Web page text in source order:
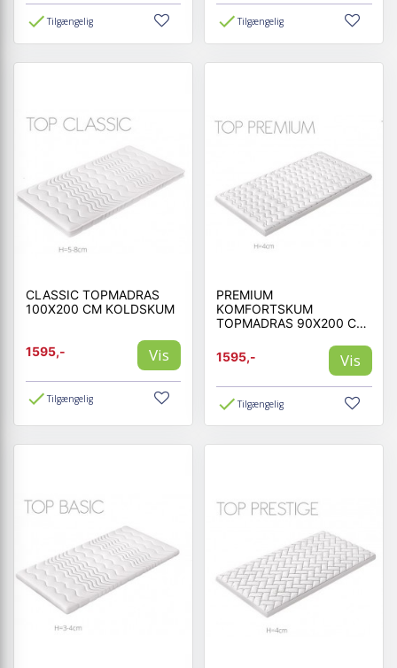
Tilgængelig Tilgængelig
CLASSIC TOPMADRAS
100X200 CM KOLDSKUM
1595,- Vis
Tilgængelig
PREMIUM
KOMFORTSKUM
TOPMADRAS 90X200 CM
1595,-
Vis
Tilgængelig